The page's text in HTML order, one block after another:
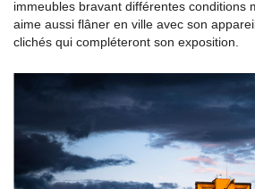
immeubles bravant différentes conditions
aime aussi flâner en ville avec son
clichés qui compléteront son exposition.